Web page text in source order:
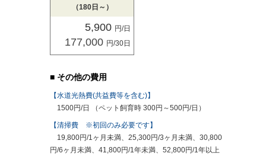
（180日～）
5,900 円/日
177,000 円/30日
■ その他の費用
【水道光熱費(共益費等を含む)】
1500円/日 （ペット飼育時 300円～500円/日）
【清掃費 ※初回のみ必要です】
19,800円/1ヶ月未満、25,300円/3ヶ月未満、30,800
円/6ヶ月未満、41,800円/1年未満、52,800円/1年以上